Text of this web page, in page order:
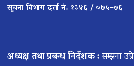
सूचना विभाग दर्ता नं. १३४६ / ०७५–७६
अध्यक्ष तथा प्रबन्ध निर्देशक :सम्झना